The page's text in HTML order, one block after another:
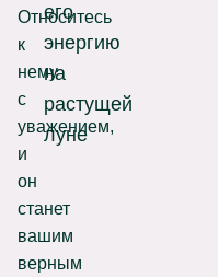
его
энергию
на
растущей
луне
Относитесь
к
нему
с
уважением,
и
он
станет
вашим
верным